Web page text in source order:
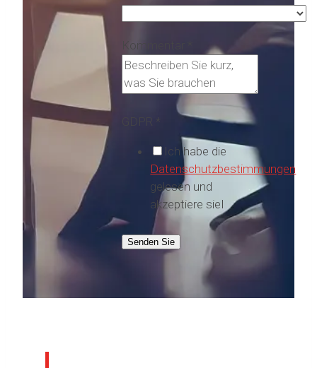
Kommentar
*
Ich habe die
Datenschutzbestimmungen
gelesen und
akzeptiere sieI
Senden Sie